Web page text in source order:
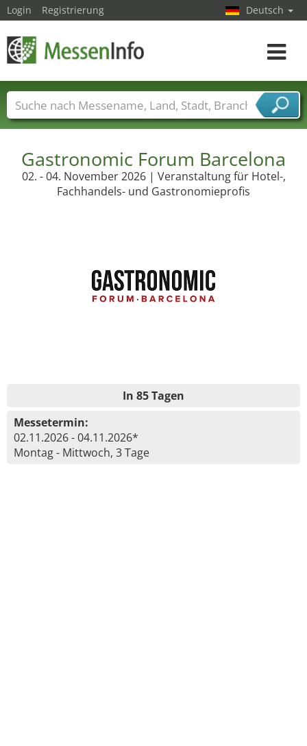
Gastronomic Forum Barcelona
02. - 04. November 2026 | Veranstaltung für Hotel-,
Fachhandels- und Gastronomieprofis
In 85 Tagen
Messetermin:
02.11.2026 - 04.11.2026*
Montag - Mittwoch, 3 Tage
Login Registrierung Deutsch
Toggle
Messenamen Länder Städte
Branchen